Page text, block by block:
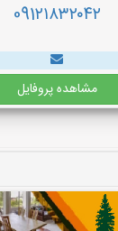
091۲۱۸۳۲۰۴۲
مشاهده پروفایل